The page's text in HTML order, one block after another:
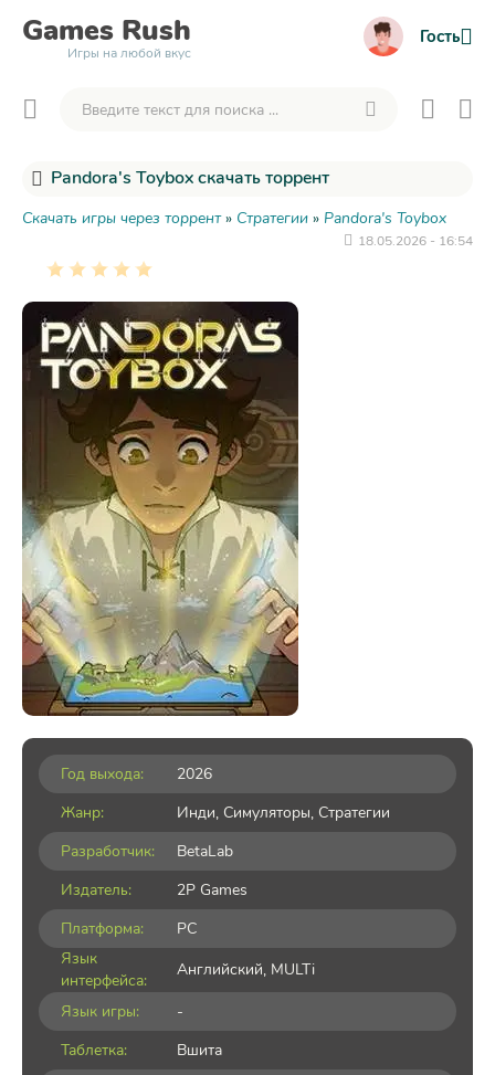
Games Rush
Игры на любой вкус
Гость
Pandora's Toybox скачать торрент
Скачать игры через торрент» Стратегии » Pandora's Toybox
18.05.2026 - 16:54
Год выхода:
2026
Жанр:
Инди, Симуляторы, Стратегии
Разработчик:
BetaLab
Издатель:
2P Games
Платформа:
PC
Язык
интерфейса:
Английский, MULTi
Язык игры:
-
Таблетка:
Вшита